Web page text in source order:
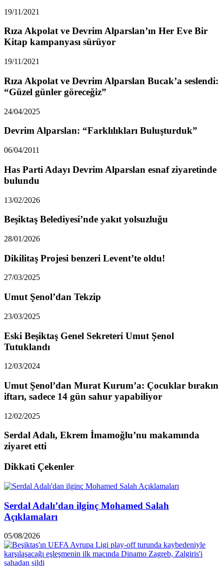
19/11/2021
Rıza Akpolat ve Devrim Alparslan’ın Her Eve Bir
Kitap kampanyası sürüyor
19/11/2021
Rıza Akpolat ve Devrim Alparslan Bucak’a seslendi:
“Güzel günler göreceğiz”
24/04/2025
Devrim Alparslan: “Farklılıkları Buluşturduk”
06/04/2011
Has Parti Adayı Devrim Alparslan esnaf ziyaretinde
bulundu
13/02/2026
Beşiktaş Belediyesi’nde yakıt yolsuzluğu
28/01/2026
Dikilitaş Projesi benzeri Levent’te oldu!
27/03/2025
Umut Şenol’dan Tekzip
23/03/2025
Eski Beşiktaş Genel Sekreteri Umut Şenol
Tutuklandı
12/03/2024
Umut Şenol’dan Murat Kurum’a: Çocuklar bırakın
iftarı, sadece 14 gün sahur yapabiliyor
12/02/2025
Serdal Adalı, Ekrem İmamoğlu’nu makamında
ziyaret etti
Dikkati Çekenler
Serdal Adalı’dan ilginç Mohamed Salah
Açıklamaları
05/08/2026